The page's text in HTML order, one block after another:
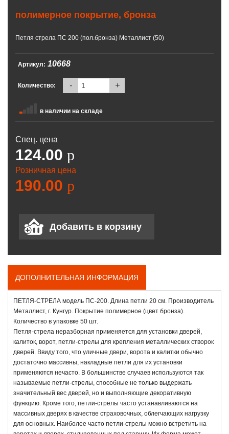
полимерное покрытие, бронза
Петля стрела ПС 200 (пол.бронза) Металлист (50)
Артикул: 10668
Количество: - +
в наличии на складе
Спец. цена
124.00 p
Розничная цена
190.00 p
ДОПОЛНИТЕЛЬНАЯ ИНФОРМАЦИЯ
ПЕТЛЯ-СТРЕЛА модель ПС-200. Длина петли 20 см. Производитель
Металлист, г. Кунгур. Покрытие полимерное (цвет бронза).
Количество в упаковке 50 шт.
Петля-стрела неразборная применяется для установки дверей,
калиток, ворот, петли-стрелы для крепления металлических створок
дверей. Ввиду того, что уличные двери, ворота и калитки обычно
достаточно массивны, накладные петли для их установки
применяются нечасто. В большинстве случаев используются так
называемые петли-стрелы, способные не только выдержать
значительный вес дверей, но и выполняющие декоративную
функцию. Кроме того, петли-стрелы часто устанавливаются на
массивных дверях в качестве страховочных, облегчающих нагрузку
для основных. Наиболее часто петли-стрелы можно встретить на